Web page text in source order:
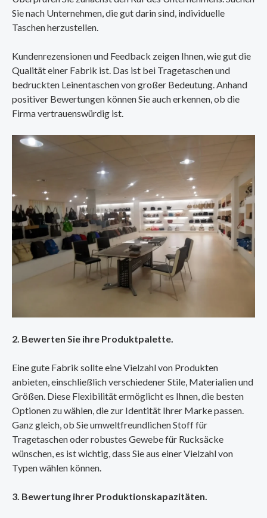
Sie nach Unternehmen, die gut darin sind, individuelle
Taschen herzustellen.
Kundenrezensionen und Feedback zeigen Ihnen, wie gut die
Qualität einer Fabrik ist. Das ist bei Tragetaschen und
bedruckten Leinentaschen von großer Bedeutung. Anhand
positiver Bewertungen können Sie auch erkennen, ob die
Firma vertrauenswürdig ist.
2. Bewerten Sie ihre Produktpalette.
Eine gute Fabrik sollte eine Vielzahl von Produkten
anbieten, einschließlich verschiedener Stile, Materialien und
Größen. Diese Flexibilität ermöglicht es Ihnen, die besten
Optionen zu wählen, die zur Identität Ihrer Marke passen.
Ganz gleich, ob Sie umweltfreundlichen Stoff für
Tragetaschen oder robustes Gewebe für Rucksäcke
wünschen, es ist wichtig, dass Sie aus einer Vielzahl von
Typen wählen können.
3. Bewertung ihrer Produktionskapazitäten.